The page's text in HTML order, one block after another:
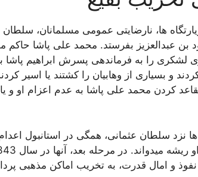
ها، نارضایتی عمومی مسلمانان،
هجری قمری لشکری را به فرماندهی پسرش ابراهیم
و بسیاری از وهابیان را کشتند یا اسیر
کردن محمد علی پاشا به عدم اعزام او و
نزد سلطان عثمانی، همگی در استانبول
و امال قدرت، به تخریب اماکن مذهبی